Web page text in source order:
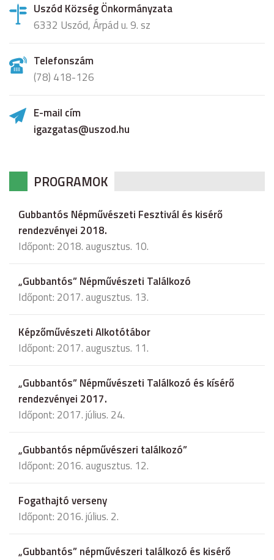
Uszód Község Önkormányzata
6332 Uszód, Árpád u. 9. sz
Telefonszám
(78) 418-126
E-mail cím
igazgatas@uszod.hu
PROGRAMOK
Gubbantós Népművészeti Fesztivál és kisérő
rendezvényei 2018.
Időpont: 2018. augusztus. 10.
„Gubbantós” Népművészeti Találkozó
Időpont: 2017. augusztus. 13.
Képzőművészeti Alkotótábor
Időpont: 2017. augusztus. 11.
„Gubbantós” Népművészeti Találkozó és kísérő
rendezvényei 2017.
Időpont: 2017. július. 24.
„Gubbantós népművészeri találkozó”
Időpont: 2016. augusztus. 12.
Fogathajtó verseny
Időpont: 2016. július. 2.
„Gubbantós” népművészeri találkozó és kisérő